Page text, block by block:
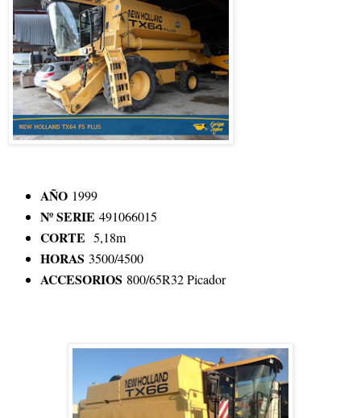
AÑO 1999
Nº SERIE 491066015
CORTE 5,18m
HORAS 3500/4500
ACCESORIOS 800/65R32 Picador